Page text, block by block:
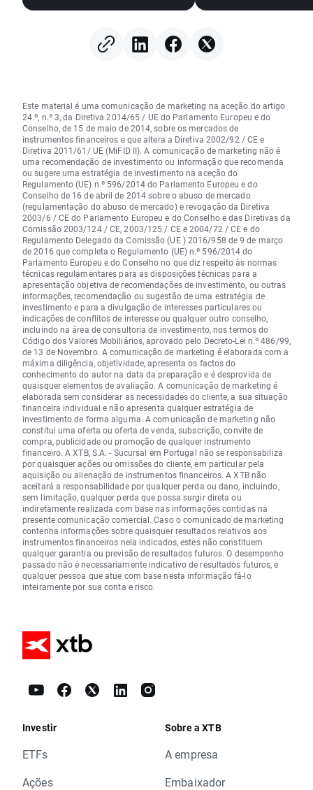
preço do petróleo
destaque
Este material é uma comunicação de marketing na aceção do artigo
24.º, n.º 3, da Diretiva 2014/65 / UE do Parlamento Europeu e do
Conselho, de 15 de maio de 2014, sobre os mercados de
instrumentos financeiros e que altera a Diretiva 2002/92 / CE e
Diretiva 2011/61/ UE (MiFID II). A comunicação de marketing não é
uma recomendação de investimento ou informação que recomenda
ou sugere uma estratégia de investimento na aceção do
Regulamento (UE) n.º 596/2014 do Parlamento Europeu e do
Conselho de 16 de abril de 2014 sobre o abuso de mercado
(regulamentação do abuso de mercado) e revogação da Diretiva
2003/6 / CE do Parlamento Europeu e do Conselho e das Diretivas da
Comissão 2003/124 / CE, 2003/125 / CE e 2004/72 / CE e do
Regulamento Delegado da Comissão (UE ) 2016/958 de 9 de março
de 2016 que completa o Regulamento (UE) n.º 596/2014 do
Parlamento Europeu e do Conselho no que diz respeito às normas
técnicas regulamentares para as disposições técnicas para a
apresentação objetiva de recomendações de investimento, ou outras
informações, recomendação ou sugestão de uma estratégia de
investimento e para a divulgação de interesses particulares ou
indicações de conflitos de interesse ou qualquer outro conselho,
incluindo na área de consultoria de investimento, nos termos do
Código dos Valores Mobiliários, aprovado pelo Decreto-Lei n.º 486/99,
de 13 de Novembro. A comunicação de marketing é elaborada com a
máxima diligência, objetividade, apresenta os factos do
conhecimento do autor na data da preparação e é desprovida de
quaisquer elementos de avaliação. A comunicação de marketing é
elaborada sem considerar as necessidades do cliente, a sua situação
financeira individual e não apresenta qualquer estratégia de
investimento de forma alguma. A comunicação de marketing não
constitui uma oferta ou oferta de venda, subscrição, convite de
compra, publicidade ou promoção de qualquer instrumento
financeiro. A XTB, S.A. - Sucursal em Portugal não se responsabiliza
por quaisquer ações ou omissões do cliente, em particular pela
aquisição ou alienação de instrumentos financeiros. A XTB não
aceitará a responsabilidade por qualquer perda ou dano, incluindo,
sem limitação, qualquer perda que possa surgir direta ou
indiretamente realizada com base nas informações contidas na
presente comunicação comercial. Caso o comunicado de marketing
contenha informações sobre quaisquer resultados relativos aos
instrumentos financeiros nela indicados, estes não constituem
qualquer garantia ou previsão de resultados futuros. O desempenho
passado não é necessariamente indicativo de resultados futuros, e
qualquer pessoa que atue com base nesta informação fá-lo
inteiramente por sua conta e risco.
Investir
ETFs
Ações
Sobre a XTB
A empresa
Embaixador